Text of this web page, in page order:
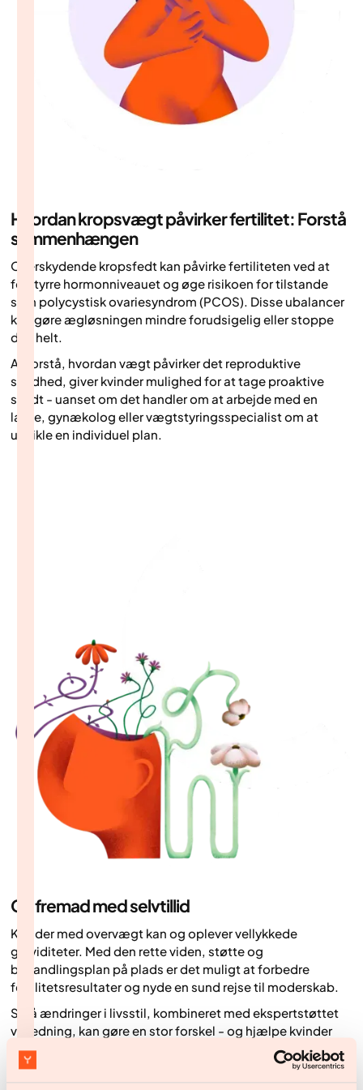
Hvordan kropsvægt påvirker fertilitet: Forstå
sammenhængen
Overskydende kropsfedt kan påvirke fertiliteten ved at
forstyrre hormonniveauet og øge risikoen for tilstande
som polycystisk ovariesyndrom (PCOS). Disse ubalancer
kan gøre ægløsningen mindre forudsigelig eller stoppe
den helt.
At forstå, hvordan vægt påvirker det reproduktive
sundhed, giver kvinder mulighed for at tage proaktive
skridt - uanset om det handler om at arbejde med en
læge, gynækolog eller vægtstyringsspecialist om at
udvikle en individuel plan.
Gå fremad med selvtillid
Kvinder med overvægt kan og oplever vellykkede
graviditeter. Med den rette viden, støtte og
behandlingsplan på plads er det muligt at forbedre
fertilitetsresultater og nyde en sund rejse til moderskab.
Små ændringer i livsstil, kombineret med ekspertstøttet
vejledning, kan gøre en stor forskel - og hjælpe kvinder
med at føle sig stærke, selvsikre og i kontrol over deres
reproduktive sundhed.